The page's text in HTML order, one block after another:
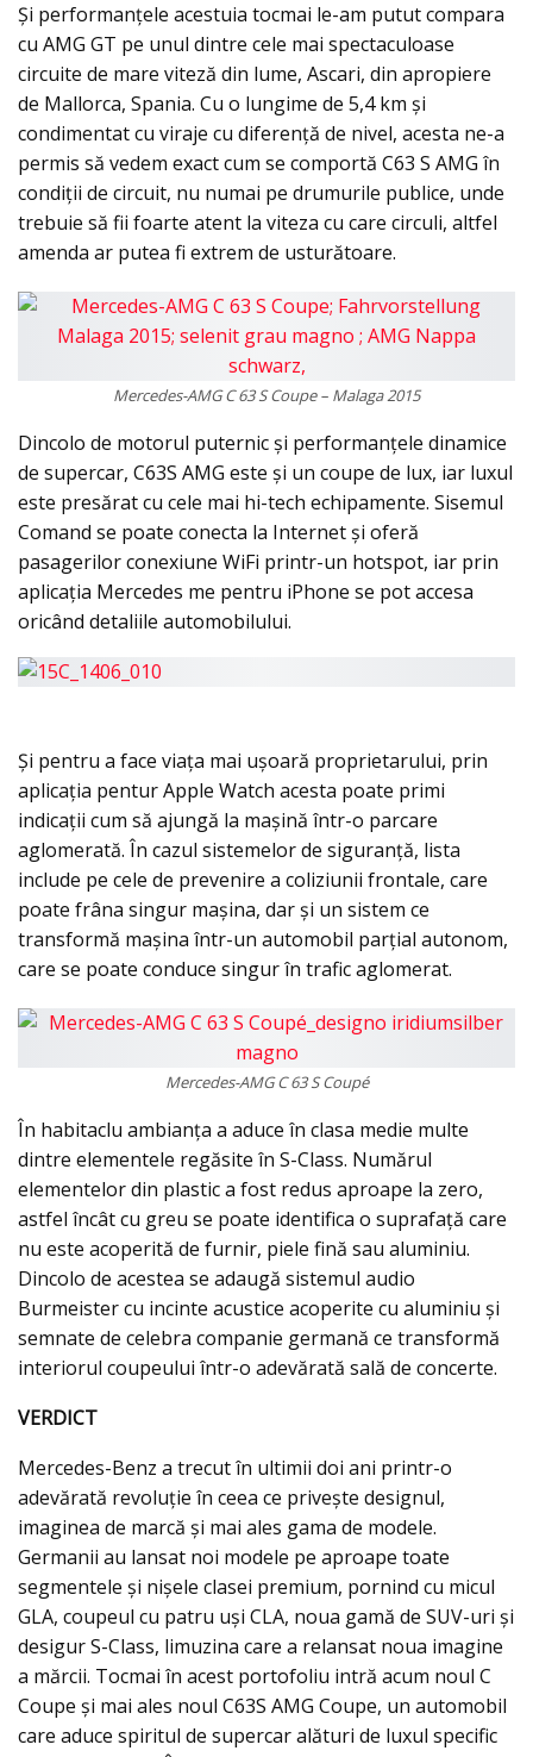
Și performanțele acestuia tocmai le-am putut compara
cu AMG GT pe unul dintre cele mai spectaculoase
circuite de mare viteză din lume, Ascari, din apropiere
de Mallorca, Spania. Cu o lungime de 5,4 km și
condimentat cu viraje cu diferență de nivel, acesta ne-a
permis să vedem exact cum se comportă C63 S AMG în
condiții de circuit, nu numai pe drumurile publice, unde
trebuie să fii foarte atent la viteza cu care circuli, altfel
amenda ar putea fi extrem de usturătoare.
Mercedes-AMG C 63 S Coupe – Malaga 2015
Dincolo de motorul puternic și performanțele dinamice
de supercar, C63S AMG este și un coupe de lux, iar luxul
este presărat cu cele mai hi-tech echipamente. Sisemul
Comand se poate conecta la Internet și oferă
pasagerilor conexiune WiFi printr-un hotspot, iar prin
aplicația Mercedes me pentru iPhone se pot accesa
oricând detaliile automobilului.
Și pentru a face viața mai ușoară proprietarului, prin
aplicația pentur Apple Watch acesta poate primi
indicații cum să ajungă la mașină într-o parcare
aglomerată. În cazul sistemelor de siguranță, lista
include pe cele de prevenire a coliziunii frontale, care
poate frâna singur mașina, dar și un sistem ce
transformă mașina într-un automobil parțial autonom,
care se poate conduce singur în trafic aglomerat.
Mercedes-AMG C 63 S Coupé
În habitaclu ambianța a aduce în clasa medie multe
dintre elementele regăsite în S-Class. Numărul
elementelor din plastic a fost redus aproape la zero,
astfel încât cu greu se poate identifica o suprafață care
nu este acoperită de furnir, piele fină sau aluminiu.
Dincolo de acestea se adaugă sistemul audio
Burmeister cu incinte acustice acoperite cu aluminiu și
semnate de celebra companie germană ce transformă
interiorul coupeului într-o adevărată sală de concerte.
VERDICT
Mercedes-Benz a trecut în ultimii doi ani printr-o
adevărată revoluție în ceea ce privește designul,
imaginea de marcă și mai ales gama de modele.
Germanii au lansat noi modele pe aproape toate
segmentele și nișele clasei premium, pornind cu micul
GLA, coupeul cu patru uși CLA, noua gamă de SUV-uri și
desigur S-Class, limuzina care a relansat noua imagine
a mărcii. Tocmai în acest portofoliu intră acum noul C
Coupe și mai ales noul C63S AMG Coupe, un automobil
care aduce spiritul de supercar alături de luxul specific